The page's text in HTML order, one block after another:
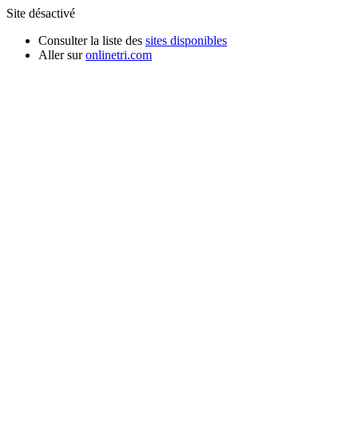
Site désactivé
Consulter la liste des sites disponibles
Aller suronlinetri.com